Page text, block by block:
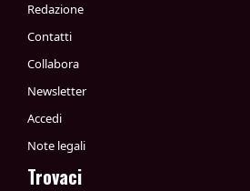
Redazione
Contatti
Collabora
Newsletter
Accedi
Note legali
Trovaci